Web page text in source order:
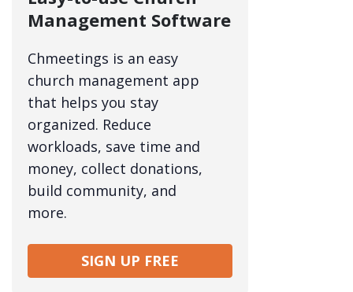
Management Software
Chmeetings is an easy
church management app
that helps you stay
organized. Reduce
workloads, save time and
money, collect donations,
build community, and
more.
SIGN UP FREE